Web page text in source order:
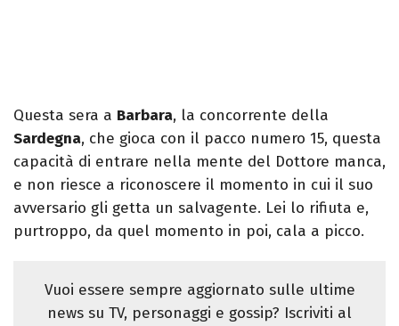
Questa sera a Barbara, la concorrente della
Sardegna, che gioca con il pacco numero 15, questa
capacità di entrare nella mente del Dottore manca,
e non riesce a riconoscere il momento in cui il suo
avversario gli getta un salvagente. Lei lo rifiuta e,
purtroppo, da quel momento in poi, cala a picco.
Vuoi essere sempre aggiornato sulle ultime
news su TV, personaggi e gossip? Iscriviti al